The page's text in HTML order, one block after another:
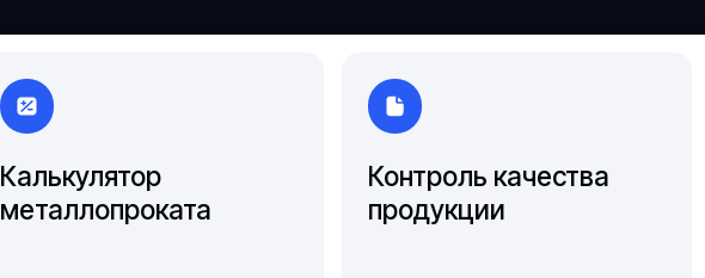
Калькулятор
металлопроката
Контроль качества
продукции